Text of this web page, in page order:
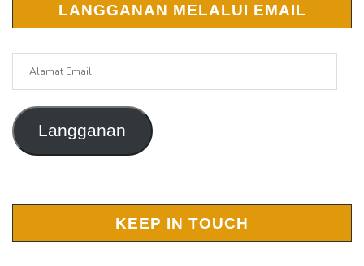
LANGGANAN MELALUI EMAIL
Langganan
KEEP IN TOUCH